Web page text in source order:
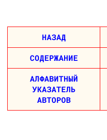
НАЗАД
СОДЕРЖАНИЕ
АЛФАВИТНЫЙ
УКАЗАТЕЛЬ
АВТОРОВ